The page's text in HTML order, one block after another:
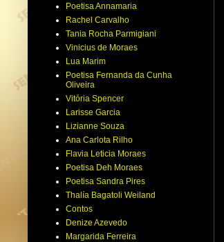
Poetisa Annamaria
Rachel Carvalho
Tania Rocha Parmigiani
Vinicius de Moraes
Lua Marim
Poetisa Fernanda da Cunha
Oliveira
Vitória Spencer
Larisse Garcia
Lizianne Souza
Ana Carlota Rilho
Flavia Leticia Moraes
Poetisa Deh Moraes
Poetisa Sandra Pires
Thalía Bagatoli Weiland
Contos
Denize Azevedo
Margarida Ferreira